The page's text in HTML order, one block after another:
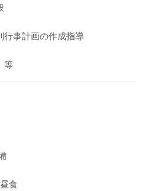
行事計画の作成指導
等
食